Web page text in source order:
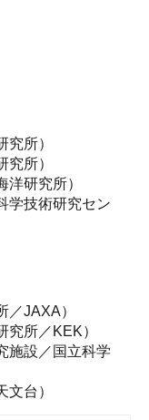
所）
所）
研究所）
学技術研究セン
JAXA）
所／KEK）
施設／国立科学
台）